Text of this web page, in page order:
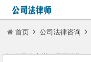
首页 公司法律咨询
以公司名义进行股票投资？